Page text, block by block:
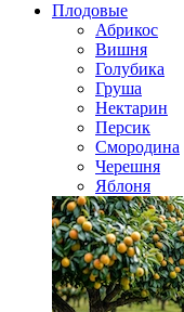
Плодовые
Абрикос
Вишня
Голубика
Груша
Нектарин
Персик
Смородина
Черешня
Яблоня